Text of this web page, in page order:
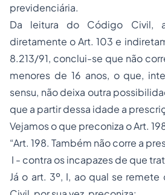
previdenciária.
Da leitura do Código Civil,
diretamente o Art. 103 e
8.213/91, conclui-se que não
menores de 16 anos, o que,
sensu, não deixa outra
que a partir dessa idade a
Vejamos o que preconiza o Art.
“Art. 198. Também não corre a
I - contra os incapazes de que
Já o art. 3º, I, ao qual se